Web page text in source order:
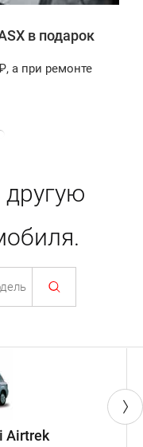
в подарок
а при ремонте
Airtrek